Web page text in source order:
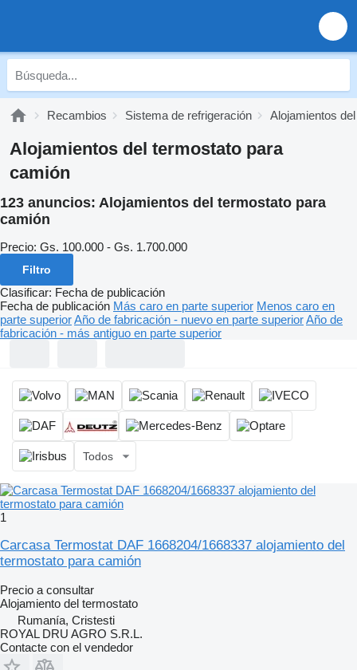
Recambios Sistema de refrigeración Alojamientos
Alojamientos del termostato para
camión
123 anuncios: Alojamientos del termostato para
camión
Precio: Gs. 100.000 - Gs. 1.700.000
Filtro
Clasificar: Fecha de publicación
Fecha de publicación Más caro en parte superior Menos caro en
parte superiorAño de fabricación - nuevo en parte superiorAño de
fabricación - más antiguo en parte superior
Todos
1
Carcasa Termostat DAF 1668204/1668337 alojamiento del
termostato para camión
Precio a consultar
Alojamiento del termostato
Rumanía, Cristesti
ROYAL DRU AGRO S.R.L.
Contacte con el vendedor